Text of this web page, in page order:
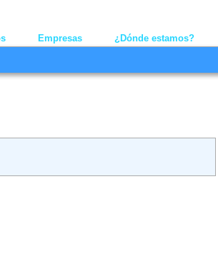
Empresas ¿Dónde estamos?